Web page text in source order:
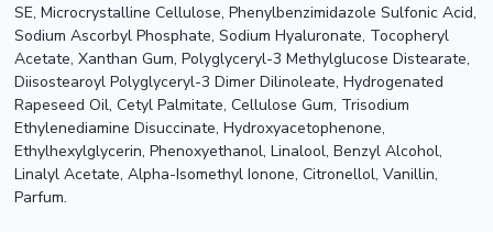
SE, Microcrystalline Cellulose, Phenylbenzimidazole Sulfonic Acid,
Sodium Ascorbyl Phosphate, SodiumHyaluronate, Tocopheryl
Acetate, Xanthan Gum, Polyglyceryl-3 Methylglucose Distearate,
Diisostearoyl Polyglyceryl-3 Dimer Dilinoleate,Hydrogenated
Rapeseed Oil, Cetyl Palmitate, Cellulose Gum, Trisodium
Ethylenediamine Disuccinate,Hydroxyacetophenone,
Ethylhexylglycerin, Phenoxyethanol, Linalool, Benzyl Alcohol,
Linalyl Acetate, Alpha-Isomethyl Ionone, Citronellol, Vanillin,
Parfum.